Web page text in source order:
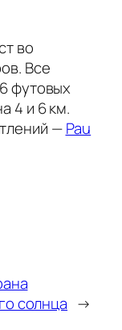
во
Все
футовых
4 и 6 км.
—Pau
солнца →